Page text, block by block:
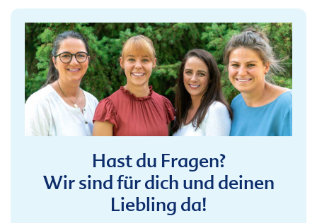
Hast du Fragen?
Wir sind für dich und deinen
Liebling da!